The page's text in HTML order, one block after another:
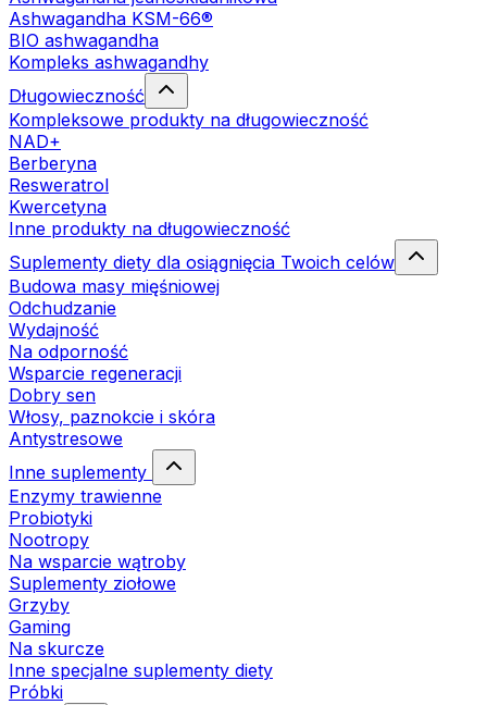
Ashwagandha KSM-66®
BIO ashwagandha
Kompleks ashwagandhy
Długowieczność
Kompleksowe produkty na długowieczność
NAD+
Berberyna
Resweratrol
Kwercetyna
Inne produkty na długowieczność
Suplementy diety dla osiągnięcia Twoich celów
Budowa masy mięśniowej
Odchudzanie
Wydajność
Na odporność
Wsparcie regeneracji
Dobry sen
Włosy, paznokcie i skóra
Antystresowe
Inne suplementy
Enzymy trawienne
Probiotyki
Nootropy
Na wsparcie wątroby
Suplementy ziołowe
Grzyby
Gaming
Na skurcze
Inne specjalne suplementy diety
Próbki